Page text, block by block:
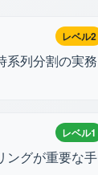
レベル2
系列分割の実務
レベル1
ングが重要な手